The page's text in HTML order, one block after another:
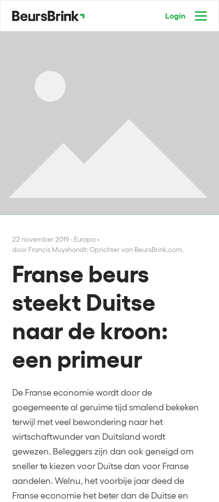
Login
22 november 2019 - Europa •
door Francis Muyshondt: Oprichter van BeursBrink.com.
Franse beurs
steekt Duitse
naar de kroon:
een primeur
De Franse economie wordt door de
goegemeente al geruime tijd smalend bekeken
terwijl met veel bewondering naar het
wirtschaftwunder van Duitsland wordt
gewezen. Beleggers zijn dan ook geneigd om
sneller te kiezen voor Duitse dan voor Franse
aandelen. Welnu, het voorbije jaar deed de
Franse economie het beter dan de Duitse en